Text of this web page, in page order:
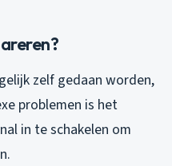
zelf gedaan worden,
problemen is het
in te schakelen om